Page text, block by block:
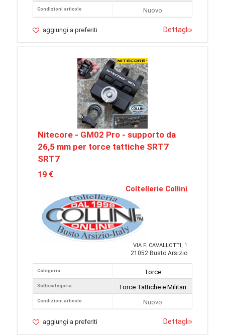
Condizioni articolo
Nuovo
aggiungi a preferiti Dettagli»
Nitecore - GM02 Pro - supporto da
26,5 mm per torce tattiche SRT7
SRT7
19 €
Coltellerie Collini
VIA F. CAVALLOTTI, 1
21052 Busto Arsizio
Categoria
Sottocategoria
Condizioni articolo
Torce
Torce Tattiche e Militari
Nuovo
aggiungi a preferiti Dettagli»